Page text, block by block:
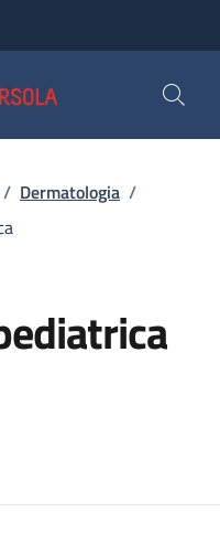
/ Dermatologia /